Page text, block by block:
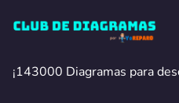
Club de Diagramas
¡143000 Diagramas para
¡143000 Diagramas para